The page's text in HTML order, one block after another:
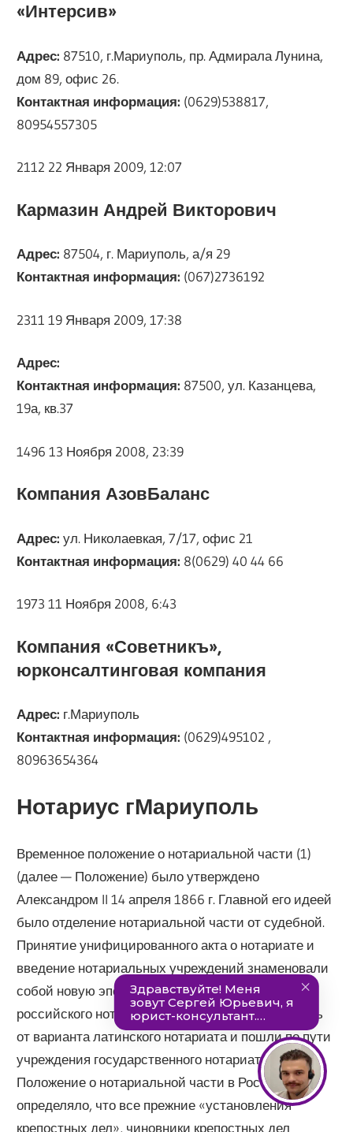
«Интерсив»
Адрес: 87510, г.Мариуполь, пр. Адмирала Лунина,
дом 89, офис 26.
Контактная информация: (0629)538817,
80954557305
2112 22 Января 2009, 12:07
Кармазин Андрей Викторович
Адрес: 87504, г. Мариуполь, а/я 29
Контактная информация: (067)2736192
2311 19 Января 2009, 17:38
Адрес:
Контактная информация: 87500, ул. Казанцева,
19а, кв.37
1496 13 Ноября 2008, 23:39
Компания АзовБаланс
Адрес: ул. Николаевкая, 7/17, офис 21
Контактная информация: 8(0629) 40 44 66
1973 11 Ноября 2008, 6:43
Компания «Советникъ»,
юрконсалтинговая компания
Адрес: г.Мариуполь
Контактная информация: (0629)495102 ,
80963654364
Нотариус гМариуполь
Временное положение о нотариальной части (1)
(далее — Положение) было утверждено
Александром II 14 апреля 1866 г. Главной его идеей
было отделение нотариальной части от судебной.
Принятие унифицированного акта о нотариате и
введение нотариальных учреждений знаменовали
собой новую эпоху в истории развития
российского нотариата. Реформаторы отказались
от варианта латинского нотариата и пошли по пути
учреждения государственного нотариата.
Положение о нотариальной части в России
определяло, что все прежние «установления
крепостных дел», чиновники крепостных дел